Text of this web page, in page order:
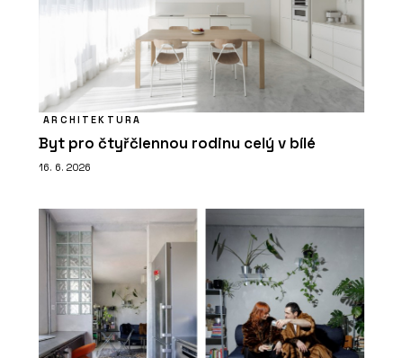
ARCHITEKTURA
Byt pro čtyřčlennou rodinu celý v bílé
16. 6. 2026